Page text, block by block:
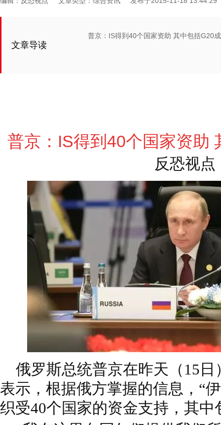
文章导读
普京：IS得到40个国家资助 其中包括G20
普京：IS得到40个国家资助
反恐视点
俄罗斯总统普京在昨天（15日
表示，根据俄方掌握的信息，“
织受40个国家的资金支持，其中